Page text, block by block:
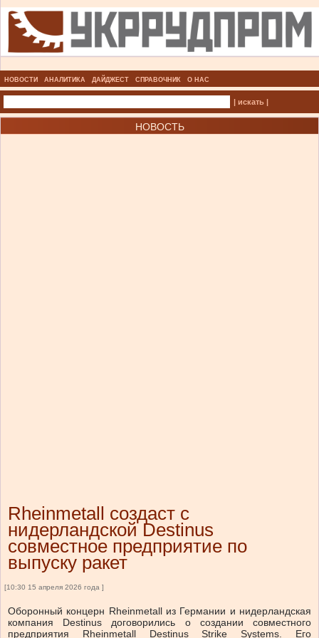
НОВОСТИ АНАЛИТИКА ДАЙДЖЕСТ СПРАВОЧНИК О НАС
| искать |
НОВОСТЬ
Rheinmetall создаст с
нидерландской Destinus
совместное предприятие по
выпуску ракет
[10:30 15 апреля 2026 года ]
Оборонный концерн Rheinmetall из Германии и нидерландская
компания Destinus договорились о создании совместного
предприятия Rheinmetall Destinus Strike Systems. Его